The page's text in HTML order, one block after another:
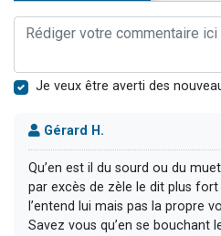
Je veux être averti des
Gérard H.
Qu’en est il du sourd ou du
par excès de zèle le dit plus
l’entend lui mais pas la propre
Savez vous qu’en se bouchant